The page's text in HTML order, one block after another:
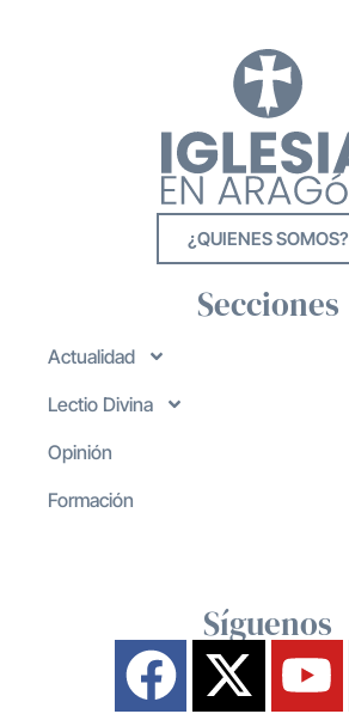
¿QUIENES SOMOS?
Secciones
Actualidad
Lectio Divina
Opinión
Formación
Síguenos